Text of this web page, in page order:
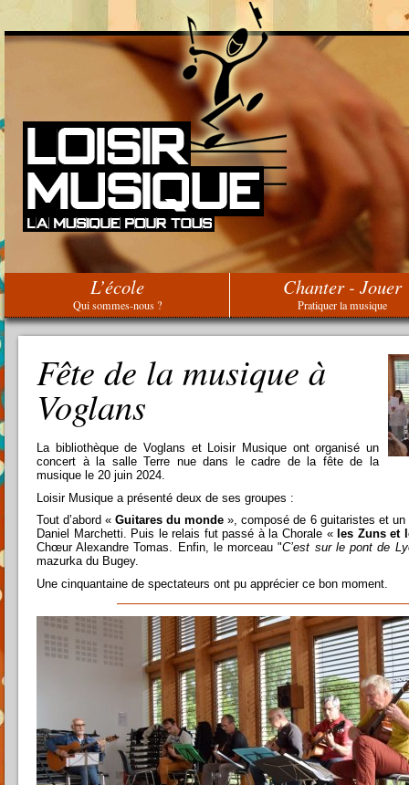
L’école
Qui sommes-nous ?
Chanter - Jouer
Pratiquer la musique
Fête de la musique à
Voglans
La bibliothèque de Voglans et Loisir Musique ont organisé un
concert à la salle Terre nue dans le cadre de la fête de la
musique le 20 juin 2024.
Loisir Musique a présenté deux de ses groupes :
Tout d’abord «Guitares du monde », composé de 6 guitaristes et
Daniel Marchetti. Puis le relais fut passé à la Chorale « les Zuns et
Chœur Alexandre Tomas. Enfin, le morceau "C’est sur le pont de
mazurka du Bugey.
Une cinquantaine de spectateurs ont pu apprécier ce bon moment.